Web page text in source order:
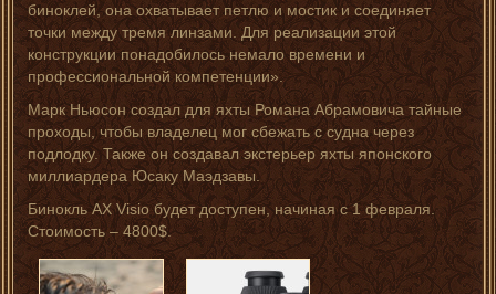
биноклей, она охватывает петлю и мостик и соединяет
точки между тремя линзами. Для реализации этой
конструкции понадобилось немало времени и
профессиональной компетенции».
Марк Ньюсон создал для яхты Романа Абрамовича тайные
проходы, чтобы владелец мог сбежать с судна через
подлодку. Также он создавал экстерьер яхты японского
миллиардера Юсаку Маэдзавы.
Бинокль AX Visio будет доступен, начиная с 1 февраля.
Стоимость – 4800$.